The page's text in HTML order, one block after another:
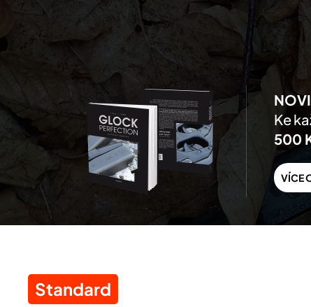
Skip to main content
Ke
500
VÍCE
Standard